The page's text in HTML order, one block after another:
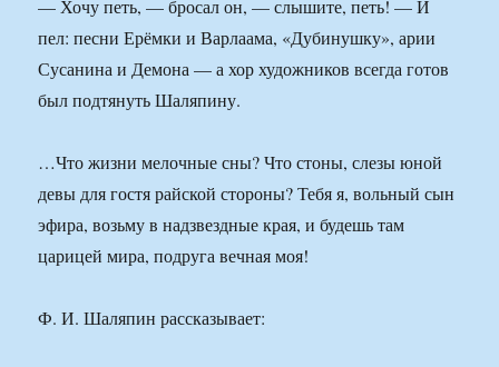
— Хочу петь, — бросал он, — слышите, петь! — И
пел: песни Ерёмки и Варлаама, «Дубинушку», арии
Сусанина и Демона — а хор художников всегда готов
был подтянуть Шаляпину.
…Что жизни мелочные сны? Что стоны, слезы юной
девы для гостя райской стороны? Тебя я, вольный сын
эфира, возьму в надзвездные края, и будешь там
царицей мира, подруга вечная моя!
Ф. И. Шаляпин рассказывает: